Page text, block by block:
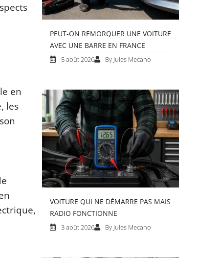
en
les
PEUT-ON REMORQUER UNE VOITURE
AVEC UNE BARRE EN FRANCE
5 août 2026 By Jules Mecano
VOITURE QUI NE DÉMARRE PAS MAIS
RADIO FONCTIONNE
3 août 2026 By Jules Mecano